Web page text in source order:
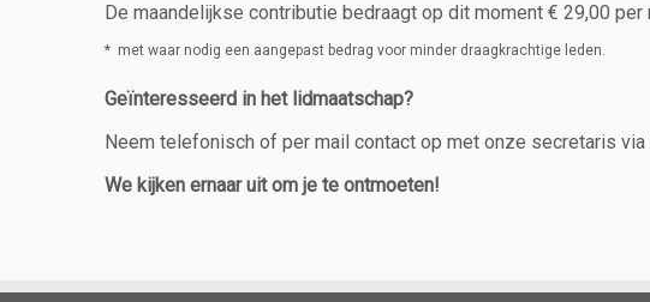
De maandelijkse contributie bedraagt op dit moment € 29,00 per
* met waar nodig een aangepast bedrag voor minder draagkrachtige leden.
Geïnteresseerd in het lidmaatschap?
Neem telefonisch of per mail contact op met onze secretaris via
We kijken ernaar uit om je te ontmoeten!